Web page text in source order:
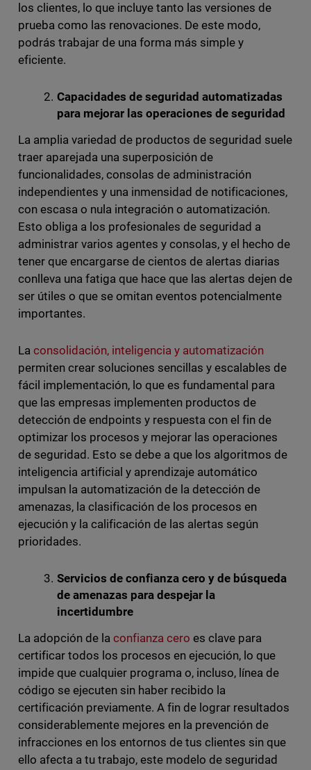
los clientes, lo que incluye tanto las versiones de
prueba como las renovaciones. De este modo,
podrás trabajar de una forma más simple y
eficiente.
Capacidades de seguridad automatizadas
para mejorar las operaciones de seguridad
La amplia variedad de productos de seguridad suele
traer aparejada una superposición de
funcionalidades, consolas de administración
independientes y una inmensidad de notificaciones,
con escasa o nula integración o automatización.
Esto obliga a los profesionales de seguridad a
administrar varios agentes y consolas, y el hecho de
tener que encargarse de cientos de alertas diarias
conlleva una fatiga que hace que las alertas dejen de
ser útiles o que se omitan eventos potencialmente
importantes.
La consolidación, inteligencia y automatización
permiten crear soluciones sencillas y escalables de
fácil implementación, lo que es fundamental para
que las empresas implementen productos de
detección de endpoints y respuesta con el fin de
optimizar los procesos y mejorar las operaciones
de seguridad. Esto se debe a que los algoritmos de
inteligencia artificial y aprendizaje automático
impulsan la automatización de la detección de
amenazas, la clasificación de los procesos en
ejecución y la calificación de las alertas según
prioridades.
Servicios de confianza cero y de búsqueda
de amenazas para despejar la
incertidumbre
La adopción de la confianza cero es clave para
certificar todos los procesos en ejecución, lo que
impide que cualquier programa o, incluso, línea de
código se ejecuten sin haber recibido la
certificación previamente. A fin de lograr resultados
considerablemente mejores en la prevención de
infracciones en los entornos de tus clientes sin que
ello afecta a tu trabajo, este modelo de seguridad